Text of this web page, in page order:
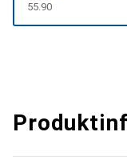
CHF
55.90